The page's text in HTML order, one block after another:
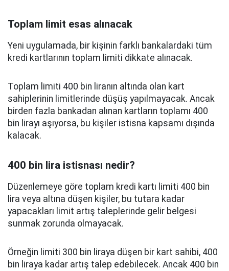
Toplam limit esas alınacak
Yeni uygulamada, bir kişinin farklı bankalardaki tüm
kredi kartlarının toplam limiti dikkate alınacak.
Toplam limiti 400 bin liranın altında olan kart
sahiplerinin limitlerinde düşüş yapılmayacak. Ancak
birden fazla bankadan alınan kartların toplamı 400
bin lirayı aşıyorsa, bu kişiler istisna kapsamı dışında
kalacak.
400 bin lira istisnası nedir?
Düzenlemeye göre toplam kredi kartı limiti 400 bin
lira veya altına düşen kişiler, bu tutara kadar
yapacakları limit artış taleplerinde gelir belgesi
sunmak zorunda olmayacak.
Örneğin limiti 300 bin liraya düşen bir kart sahibi, 400
bin liraya kadar artış talep edebilecek. Ancak 400 bin